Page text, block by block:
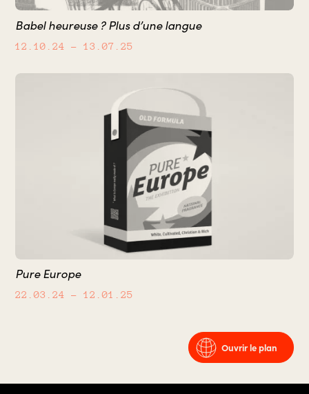
Babel heureuse ? Plus d’une langue
12.10.24 – 13.07.25
Pure Europe
22.03.24 – 12.01.25
Ouvrir le plan